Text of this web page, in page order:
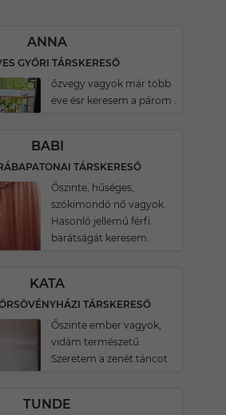
ANNA
GYŐRI TÁRSKERESŐ
őzvegy vagyok már több
éve ésr keresem a párom .
BABI
TÁRSKERESŐ
Őszinte, hűséges,
szókimondó nő vagyok.
Hasonló jellemű férfi
barátságát keresem.
KATA
TÁRSKERESŐ
Őszinte ember vagyok,
vidám természetű.
Szeretem a zenét táncot.
TUNDE